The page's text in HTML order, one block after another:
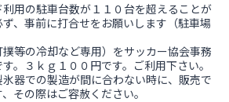
用の駐車台数が１１０台を超えることが
、事前に打合せをお願いします（駐車場
等の冷却など専用）をサッカー協会事務
。３ｋｇ１００円です。ご利用下さい。
器での製造が間に合わない時に、販売で
その際はご容赦ください。